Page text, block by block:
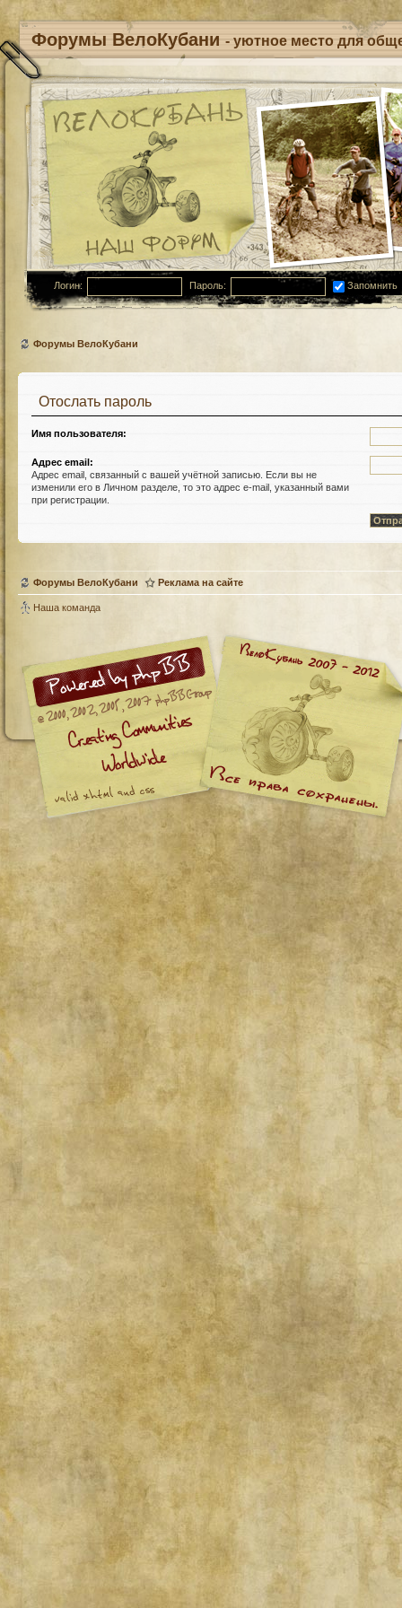
Форумы ВелоКубани - уютное место для
Логин: Пароль: Запомнить
Форумы ВелоКубани
Отослать пароль
Имя пользователя:
Адрес email:
Адрес email, связанный с вашей учётной записью. Если вы не
изменили его в Личном разделе, то это адрес e-mail, указанный вами
при регистрации.
Форумы ВелоКубани Реклама на сайте
Наша команда